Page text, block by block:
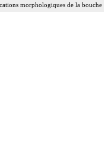
morphologiques de la bouche
ou par
collection intraabdominale